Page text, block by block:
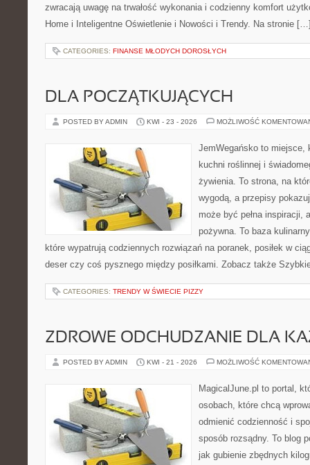
zwracają uwagę na trwałość wykonania i codzienny komfort
Home i Inteligentne Oświetlenie i Nowości i Trendy. Na stronie
CATEGORIES: FINANSE MŁODYCH DOROSŁYCH
DLA POCZĄTKUJĄCYCH
POSTED BY ADMIN KWI - 23 - 2026 MOŻLIWOŚĆ
JemWegańsko to miejsce,
kuchni roślinnej i
żywienia. To strona, na
wygodą, a przepisy
może być pełna inspiracji,
pożywna. To baza
które wypatrują codziennych rozwiązań na poranek, posiłek w
deser czy coś pysznego między posiłkami. Zobacz także
CATEGORIES: TRENDY W ŚWIECIE PIZZY
ZDROWE ODCHUDZANIE DLA
POSTED BY ADMIN KWI - 21 - 2026 MOŻLIWOŚĆ
MagicalJune.pl to portal,
osobach, które chcą
odmienić codzienność i
sposób rozsądny. To blog
jak gubienie zbędnych